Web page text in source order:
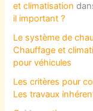
et climatisation
il important ?
Le système de
Chauffage et
pour véhicules
Les critères pour
Les travaux